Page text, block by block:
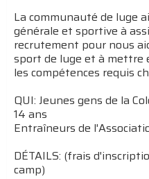
La communauté de luge
générale et sportive à
recrutement pour nous
sport de luge et à
les compétences requis
QUI: Jeunes gens de la
14 ans
Entraîneurs de
DÉTAILS: (frais
camp)